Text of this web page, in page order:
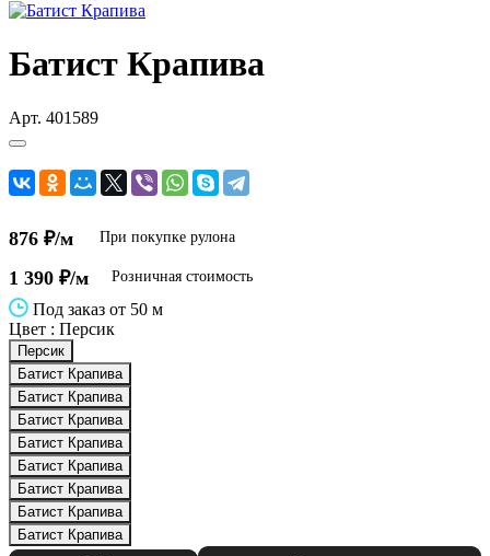
Батист Крапива
Арт. 401589
876 ₽/м При покупке рулона
1 390 ₽/м Розничная стоимость
Под заказ от 50 м
Цвет : Персик
Персик
Батист Крапива
Батист Крапива
Батист Крапива
Батист Крапива
Батист Крапива
Батист Крапива
Батист Крапива
Батист Крапива